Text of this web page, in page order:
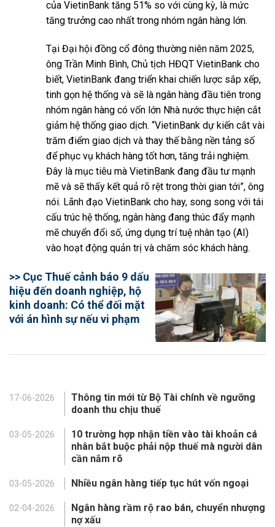
của VietinBank tăng 51% so với cùng kỳ, là mức
tăng trưởng cao nhất trong nhóm ngân hàng lớn.
Tại Đại hội đồng cổ đông thường niên năm 2025,
ông Trần Minh Bình, Chủ tịch HĐQT VietinBank cho
biết, VietinBank đang triển khai chiến lược sắp xếp,
tinh gọn hệ thống và sẽ là ngân hàng đầu tiên trong
nhóm ngân hàng có vốn lớn Nhà nước thực hiện cắt
giảm hệ thống giao dịch. “VietinBank dự kiến cắt vài
trăm điểm giao dịch và thay thế bằng nền tảng số
để phục vụ khách hàng tốt hơn, tăng trải nghiệm.
Đây là mục tiêu mà VietinBank đang đầu tư mạnh
mẽ và sẽ thấy kết quả rõ rệt trong thời gian tới”, ông
nói. Lãnh đạo VietinBank cho hay, song song với tái
cấu trúc hệ thống, ngân hàng đang thúc đẩy mạnh
mẽ chuyển đổi số, ứng dụng trí tuệ nhân tạo (AI)
vào hoạt động quản trị và chăm sóc khách hàng.
>> Cục Thuế cảnh báo 9 dấu
hiệu đến doanh nghiệp, hộ
kinh doanh: Có thể đối mặt
với án hình sự nếu vi phạm
17-06-2026
Thông tin mới từ Bộ Tài chính về ngưỡng
doanh thu chịu thuế
03-05-2026
10 trường hợp nhận tiền vào tài khoản cá
nhân bắt buộc phải nộp thuế mà người dân
cần nắm rõ
03-05-2026 Nhiều ngân hàng tiếp tục hút vốn ngoại
02-04-2026
Ngân hàng rầm rộ rao bán, chuyển nhượng
nợ xấu